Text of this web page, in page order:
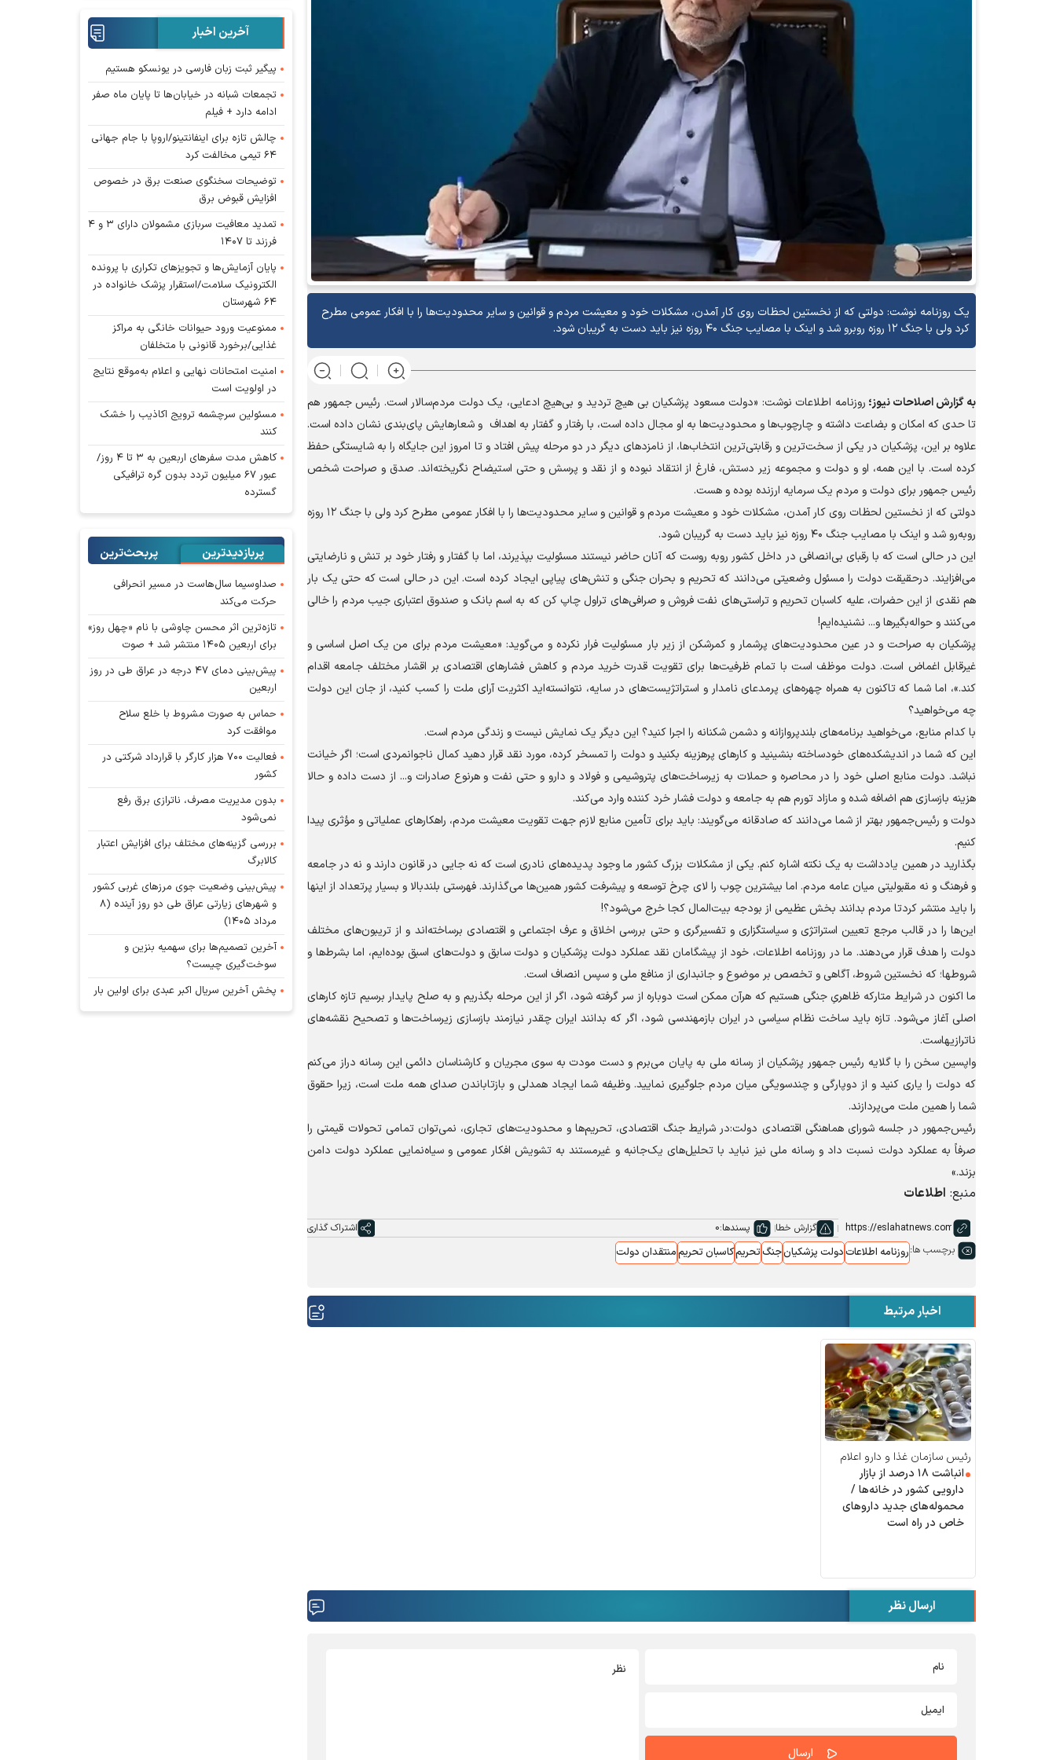
یک روزنامه نوشت: دولتی که از نخستین لحظات روی کار آمدن، مشکلات خود و معیشت مردم و قوانین و سایر محدودیت‌ها را با افکار عمومی مطرح
کرد ولی با جنگ ۱۲ روزه روبرو شد و اینک با مصایب جنگ ۴۰ روزه نیز باید دست به گریبان شود.
به گزارشاصلاحات نیوز؛ روزنامه اطلاعات نوشت: «دولت مسعود پزشکیان بی هیچ تردید و بی‌هیچ ادعایی، یک دولت مردم‌سالار است. رئیس جمهور هم
تا حدی که امکان و بضاعت داشته و چارچوب‌ها و محدودیت‌ها به او مجال داده است، با رفتار و گفتار به اهداف و شعارهایش پای‌بندی نشان داده است.
علاوه بر این، پزشکیان در یکی از سخت‌ترین و رقابتی‌ترین انتخاب‌ها، از نامزد‌های دیگر در دو مرحله پیش افتاد و تا امروز این جایگاه را به شایستگی حفظ
کرده است. با این همه، او و دولت و مجموعه زیر دستش، فارغ از انتقاد نبوده و از نقد و پرسش و حتی استیضاح نگریخته‌اند. صدق و صراحت شخص
رئیس جمهور برای دولت و مردم یک سرمایه ارزنده بوده و هست.
دولتی که از نخستین لحظات روی کار آمدن، مشکلات خود و معیشت مردم و قوانین و سایر محدودیت‌ها را با افکار عمومی مطرح کرد ولی با جنگ ۱۲ روزه
رو‌به‌رو شد و اینک با مصایب جنگ ۴۰ روزه نیز باید دست به گریبان شود.
این در حالی است که با رقبای بی‌انصافی در داخل کشور روبه روست که آنان حاضر نیستند مسئولیت بپذیرند، اما با گفتار و رفتار خود بر تنش و نارضایتی
می‌افزایند. درحقیقت دولت را مسئول وضعیتی می‌دانند که تحریم و بحران جنگی و تنش‌های پیاپی ایجاد کرده است. این در حالی است که حتی یک بار
هم نقدی از این حضرات، علیه کاسبان تحریم و تراستی‌های نفت فروش و صرافی‌های تراول چاپ کن که به اسم بانک و صندوق اعتباری جیب مردم را خالی
می‌کنند و حواله‌بگیر‌ها و... نشنیده‌ایم!
پزشکیان به صراحت و در عین محدودیت‌های پرشمار و کمرشکن از زیر بار مسئولیت فرار نکرده و می‌گوید: «معیشت مردم برای من یک اصل اساسی و
غیرقابل اغماض است. دولت موظف است با تمام ظرفیت‌ها برای تقویت قدرت خرید مردم و کاهش فشار‌های اقتصادی بر اقشار مختلف جامعه اقدام
کند.»، اما شما که تاکنون به همراه چهره‌های پرمدعای نامدار و استراتژیست‌های در سایه، نتوانسته‌اید اکثریت آرای ملت را کسب کنید، از جان این دولت
چه می‌خواهید؟
با کدام منابع، می‌خواهید برنامه‌های بلندپروازانه و دشمن شکنانه را اجرا کنید؟ این دیگر یک نمایش نیست و زندگی مردم است.
این که شما در اندیشکده‌های خودساخته بنشینید و کار‌های پرهزینه بکنید و دولت را تمسخر کرده، مورد نقد قرار دهید کمال ناجوانمردی است؛ اگر خیانت
نباشد. دولت منابع اصلی خود را در محاصره و حملات به زیرساخت‌های پتروشیمی و فولاد و دارو و حتی نفت و هرنوع صادرات و... از دست داده و حالا
هزینه بازسازی هم اضافه شده و مازاد تورم هم به جامعه و دولت فشار خرد کننده وارد می‌کند.
دولت و رئیس‌جمهور بهتر از شما می‌دانند که صادقانه می‌گویند: باید برای تأمین منابع لازم جهت تقویت معیشت مردم، راهکار‌های عملیاتی و مؤثری پیدا
کنیم.
بگذارید در همین یادداشت به یک نکته اشاره کنم. یکی از مشکلات بزرگ کشور ما وجود پدیده‌های نادری است که نه جایی در قانون دارند و نه در جامعه
و فرهنگ و نه مقبولیتی میان عامه مردم. اما بیشترین چوب را لای چرخ توسعه و پیشرفت کشور همین‌ها می‌گذارند. فهرستی بلندبالا و بسیار پرتعداد از اینها
را باید منتشر کردتا مردم بدانند بخش عظیمی از بودجه بیت‌المال کجا خرج می‌شود؟!
این‌ها را در قالب مرجع تعیین استراتژی و سیاستگزاری و تفسیرگری و حتی بررسی اخلاق و عرف اجتماعی و اقتصادی برساخته‌اند و از تریبون‌های مختلف
دولت را هدف قرار می‌دهند. ما در روزنامه اطلاعات، خود از پیشگامان نقد عملکرد دولت پزشکیان و دولت سابق و دولت‌های اسبق بوده‌ایم، اما بشرط‌ها و
شروطها؛ که نخستین شروط، آگاهی و تخصص بر موضوع و جانبداری از منافع ملی و سپس انصاف است.
ما اکنون در شرایط متارکه ظاهریِ جنگی هستیم که هرآن ممکن است دوباره از سر گرفته شود، اگر از این مرحله بگذریم و به صلح پایدار برسیم تازه کار‌های
اصلی آغاز می‌شود. تازه باید ساخت نظام سیاسی در ایران بازمهندسی شود، اگر که بدانند ایران چقدر نیازمند بازسازی زیرساخت‌ها و تصحیح نقشه‌های
ناترازیهاست.
واپسین سخن را با گلایه رئیس جمهور پزشکیان از رسانه ملی به پایان می‌برم و دست مودت به سوی مجریان و کارشناسان دائمی این رسانه دراز می‌کنم
که دولت را یاری کنید و از دوپارگی و چندسویگی میان مردم جلوگیری نمایید. وظیفه شما ایجاد همدلی و بازتاباندن صدای همه ملت است، زیرا حقوق
شما را همین ملت می‌پردازند.
رئیس‌جمهور در جلسه شورای هماهنگی اقتصادی دولت:در شرایط جنگ اقتصادی، تحریم‌ها و محدودیت‌های تجاری، نمی‌توان تمامی تحولات قیمتی را
صرفاً به عملکرد دولت نسبت داد و رسانه ملی نیز نباید با تحلیل‌های یک‌جانبه و غیرمستند به تشویش افکار عمومی و سیاه‌نمایی عملکرد دولت دامن
بزند.»
منبع: اطلاعات
گزارش خطا پسندها:0 اشتراک گذاری
برچسب ها:روزنامه اطلاعاتدولت پزشکیانجنگتحریمکاسبان تحریممنتقدان دولت
اخبار مرتبط
رئیس سازمان غذا و دارو اعلام
کرد:
انباشت ۱۸ درصد از بازار
دارویی کشور در خانه‌ها /
محموله‌های جدید دارو‌های
خاص در راه است
ارسال نظر
آخرین اخبار
پیگیر ثبت زبان فارسی در یونسکو هستیم
تجمعات شبانه در خیابان‌ها تا پایان ماه صفر
ادامه دارد + فیلم
چالش تازه برای اینفانتینو/اروپا با جام جهانی
۶۴ تیمی مخالفت کرد
توضیحات سخنگوی صنعت برق در خصوص
افزایش قبوض برق
تمدید معافیت سربازی مشمولان دارای ۳ و ۴
فرزند تا ۱۴۰۷
پایان آزمایش‌ها و تجویز‌های تکراری با پرونده
الکترونیک سلامت/استقرار پزشک خانواده در
۶۴ شهرستان
ممنوعیت ورود حیوانات خانگی به مراکز
غذایی/برخورد قانونی با متخلفان
امنیت امتحانات نهایی و اعلام به‌موقع نتایج
در اولویت است
مسئولین سرچشمه ترویج اکاذیب را خشک
کنند
کاهش مدت سفر‌های اربعین به ۳ تا ۴ روز/
عبور ۶۷ میلیون تردد بدون گره ترافیکی
گسترده
پربازدیدترین پربحث‌ترین‌
صداوسیما سال‌هاست در مسیر انحرافی
حرکت می‌کند
تازه‌ترین اثر محسن چاوشی با نام «چهل روز»
برای اربعین ۱۴۰۵ منتشر شد + صوت
پیش‌بینی دمای ۴۷ درجه در عراق طی در روز
اربعین
حماس به صورت مشروط با خلع سلاح
موافقت کرد
فعالیت ۷۰۰ هزار کارگر با قرارداد شرکتی در
کشور
بدون مدیریت مصرف، ناترازی برق رفع
نمی‌شود
بررسی گزینه‌های مختلف برای افزایش اعتبار
کالابرگ
پیش‌بینی وضعیت جوی مرز‌های غربی کشور
و شهر‌های زیارتی عراق طی دو روز آینده (۸
مرداد ۱۴۰۵)
آخرین تصمیم‌ها برای سهمیه بنزین و
سوخت‌گیری چیست؟
پخش آخرین سریال اکبر عبدی برای اولین بار